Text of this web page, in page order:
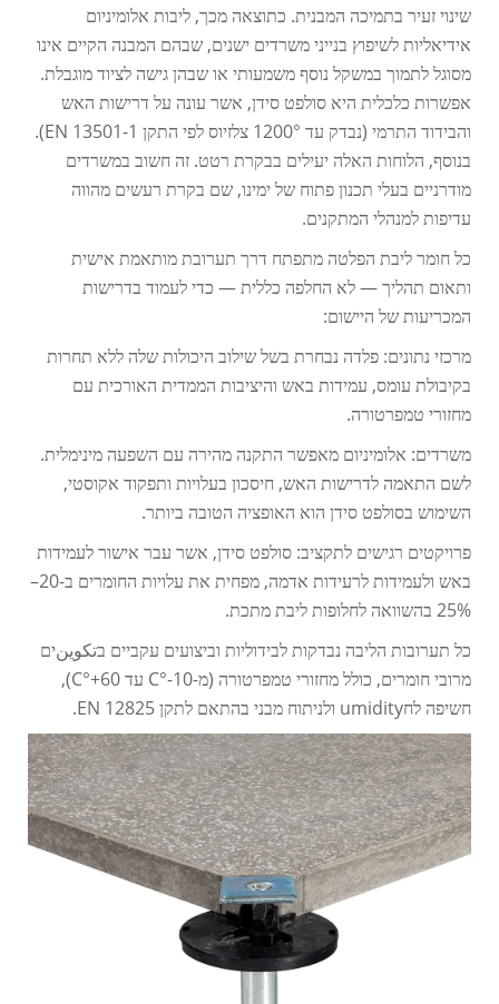
שינוי זעיר בתמיכה המבנית. כתוצאה מכך, ליבות אלומיניום
אידיאליות לשיפוץ בנייני משרדים ישנים, שבהם המבנה הקיים אינו
מסוגל לתמוך במשקל נוסף משמעותי או שבהן גישה לציוד מוגבלת.
אפשרות כלכלית היא סולפט סידן, אשר עונה על דרישות האש
והבידוד התרמי (נבדק עד 1200° צלזיוס לפי התקן EN 13501-1).
בנוסף, הלוחות האלה יעילים בבקרת רטט. זה חשוב במשרדים
מודרניים בעלי תכנון פתוח של ימינו, שם בקרת רעשים מהווה
עדיפות למנהלי המתקנים.
כל חומר ליבת הפלטה מתפתח דרך תערובת מותאמת אישית
ותאום תהליך — לא החלפה כללית — כדי לעמוד בדרישות
המכריעות של היישום:
מרכזי נתונים: פלדה נבחרת בשל שילוב היכולות שלה ללא תחרות
בקיבולת עומס, עמידות באש והיציבות הממדית האורכית עם
מחזורי טמפרטורה.
משרדים: אלומיניום מאפשר התקנה מהירה עם השפעה מינימלית.
לשם התאמה לדרישות האש, חיסכון בעלויות ותפקוד אקוסטי,
השימוש בסולפט סידן הוא האופציה הטובה ביותר.
פרויקטים רגישים לתקציב: סולפט סידן, אשר עבר אישור לעמידות
באש ולעמידות לרעידות אדמה, מפחית את עלויות החומרים ב-20–
25% בהשוואה לחלופות ליבת מתכת.
כל תערובות הליבה נבדקות לבידוליות וביצועים עקביים בتكوينים
מרובי חומרים, כולל מחזורי טמפרטורה (מ-10-°C עד 60+°C),
חשיפה לחumidity ולניתוח מבני בהתאם לתקן EN 12825.